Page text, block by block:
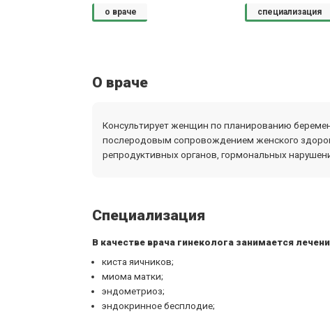
о враче специализация
О враче
Консультирует женщин по планированию
послеродовым сопровождением женского
репродуктивных органов, гормональных
Специализация
В качестве врача гинеколога занимается
киста яичников;
миома матки;
эндометриоз;
эндокринное бесплодие;